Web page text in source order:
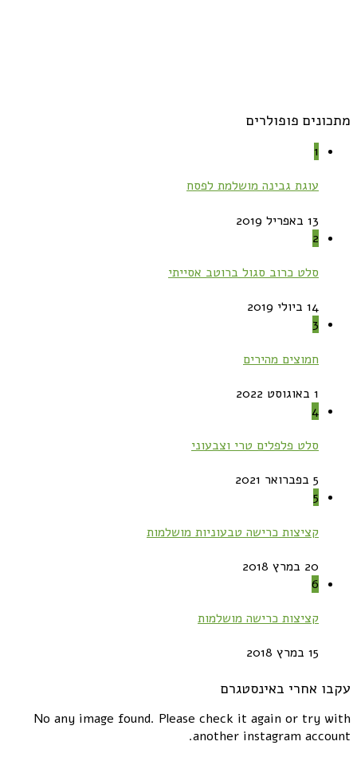
מתכונים פופולרים
1
עוגת גבינה מושלמת לפסח
13 באפריל 2019
2
סלט כרוב סגול ברוטב אסייתי
14 ביולי 2019
3
חמוצים מהירים
1 באוגוסט 2022
4
סלט פלפלים טרי וצבעוני
5 בפברואר 2021
5
קציצות כרישה טבעוניות מושלמות
20 במרץ 2018
6
קציצות כרישה מושלמות
15 במרץ 2018
עקבו אחרי באינסטגרם
No any image found. Please check it again or try with
another instagram account.